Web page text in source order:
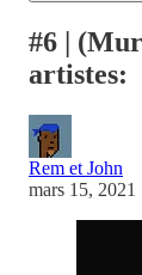
#6 |
artistes:
Rem et John
mars 15, 2021